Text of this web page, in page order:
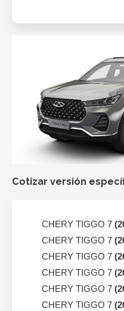
Cotizar versión
CHERY TIGGO 7
CHERY TIGGO 7
CHERY TIGGO 7
CHERY TIGGO 7
CHERY TIGGO 7
CHERY TIGGO 7